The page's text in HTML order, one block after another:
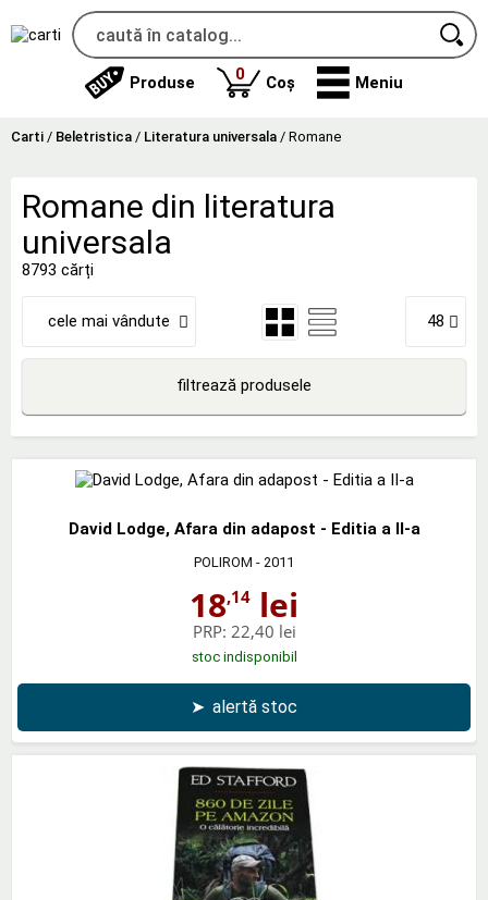
Produse 0produse
Coș Meniu
Carti / Beletristica / Literatura universala / Romane
Romane din literatura
universala
8793 cărți
cele mai vândute 48
filtrează produsele
David Lodge, Afara din adapost - Editia a II-a
POLIROM - 2011
18,14 lei
PRP: 22,40 lei
stoc indisponibil
➤ alertă stoc